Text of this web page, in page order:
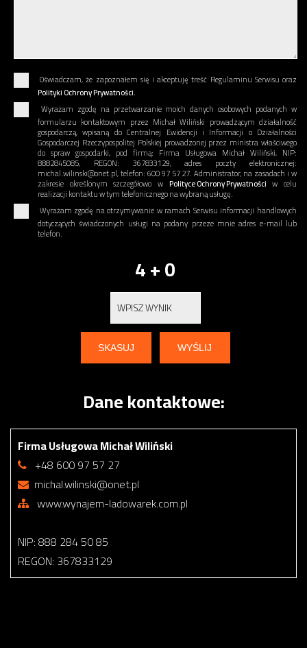
Oświadczam, że zapoznałem się i akceptuję treść Regulaminu Serwisu oraz
Polityki Ochrony Prywatności.
Wyrażam zgodę na przetwarzanie moich danych osobowych podanych w
formularzu kontaktowym przez Michał Wiliński prowadzącym działalność
gospodarczą, wpisaną do Centralnej Ewidencji i Informacji o Działalności
Gospodarczej Rzeczypospolitej Polskiej prowadzonej przez ministra właściwego
do spraw gospodarki, pod firmą: Firma Usługowa Michał Wiliński, NIP:
8882845085, REGON: 367833129, adres poczty elektronicznej:
michal.wilinski@onet.pl, telefon: 600 97 57 27. Administrator, na zasadach i w
zakresie określonym szczegółowo w Polityce Ochrony Prywatności w celu
realizacji kontaktu w tym telefonicznego na wybraną usługę.
Wyrażam zgodę na otrzymywanie w ramach Serwisu informacji handlowych
dotyczących świadczonych usługi na podany przeze mnie adres e-mail lub
telefon.
4 + 0
Dane kontaktowe:
Firma Usługowa Michał Wiliński
+48 600 97 57 27
michal.wilinski@onet.pl
www.wynajem-ladowarek.com.pl
NIP: 888 284 50 85
REGON: 367833129